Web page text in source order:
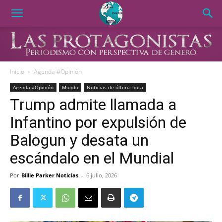
Inicio Agenda #Opinión
Agenda #Opinión Mundo Noticias de última hora
Trump admite llamada a
Infantino por expulsión de
Balogun y desata un
escándalo en el Mundial
Por Billie Parker Noticias - 6 julio, 2026